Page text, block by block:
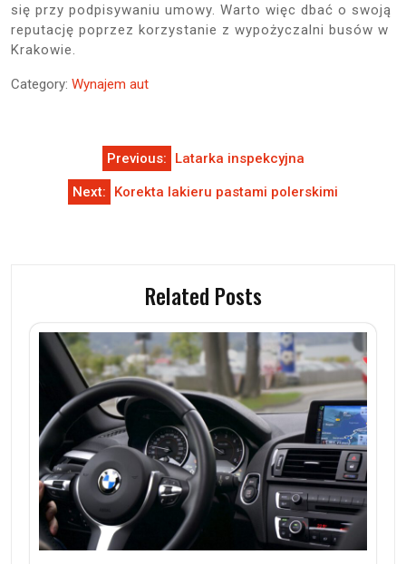
się przy podpisywaniu umowy. Warto więc dbać o swoją
reputację poprzez korzystanie z wypożyczalni busów w
Krakowie.
Category: Wynajem aut
Previous: Latarka inspekcyjna
Next: Korekta lakieru pastami polerskimi
Related Posts